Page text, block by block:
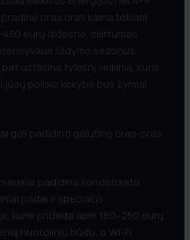
oras oras kaina tokiam
eurų didesnė, skirtumas
šildymo sezonus.
užtikrina tylesnį veikimą, kuris
jūsų poilsio kokybė bus žymiai
gali padidinti galutinę oras-oras
padidina kondensato
padai ir specialūs
kurie prideda apie 180–250 eurų.
nuotoliniu būdu, o Wi-Fi